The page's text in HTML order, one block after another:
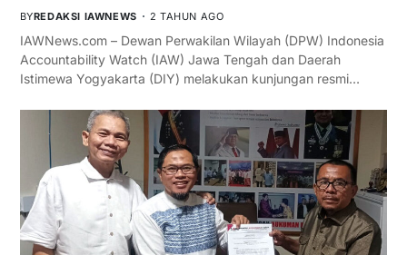
BYREDAKSI IAWNEWS 2 TAHUN AGO
IAWNews.com – Dewan Perwakilan Wilayah (DPW) Indonesia
Accountability Watch (IAW) Jawa Tengah dan Daerah
Istimewa Yogyakarta (DIY) melakukan kunjungan resmi…